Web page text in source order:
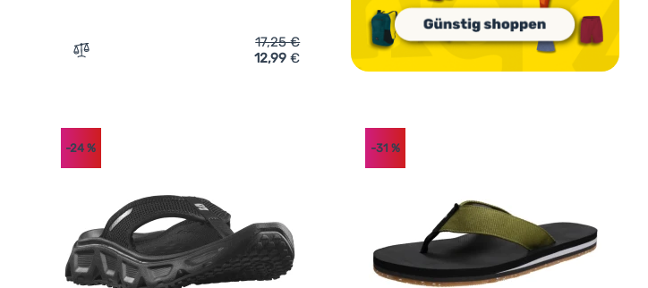
Miami Thong Flip' hinzufügen
Zum Vergleich 'Damen Flip-Flops Aquawave Crystal Wmns' hinzufügen
17,25€
12,99€
-24 % -31 %